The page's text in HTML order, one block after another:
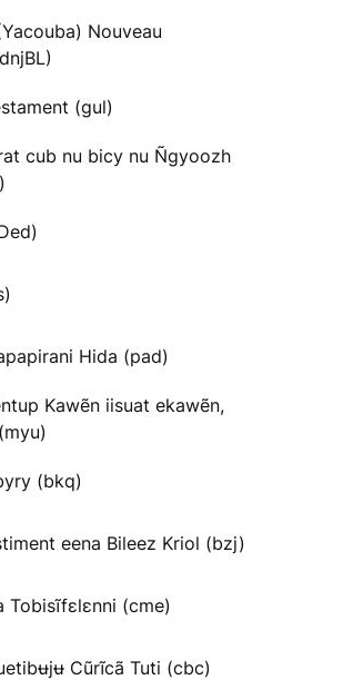
Nouveau
(gul)
cub nu bicy nu Ñgyoozh
Hida (pad)
Kawẽn iisuat ekawẽn,
(bkq)
eena Bileez Kriol (bzj)
Tobisĩfɛlɛnni (cme)
Cũrĩcã Tuti (cbc)